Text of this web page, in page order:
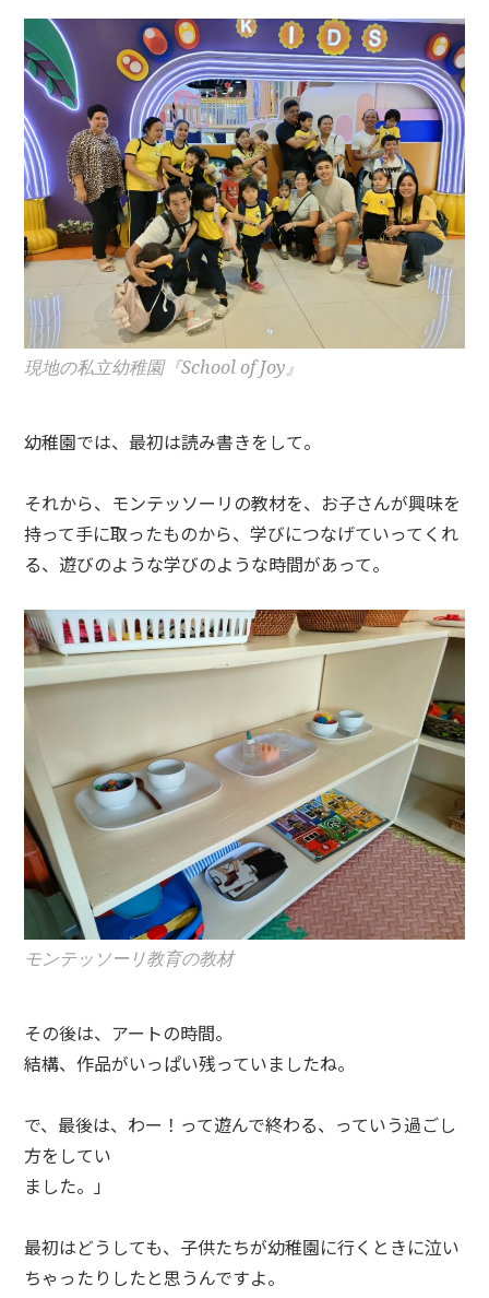
現地の私立幼稚園『School of Joy』
幼稚園では、最初は読み書きをして。
それから、モンテッソーリの教材を、お子さんが興味を
持って手に取ったものから、学びにつなげていってくれ
る、遊びのような学びのような時間があって。
モンテッソーリ教育の教材
その後は、アートの時間。
結構、作品がいっぱい残っていましたね。
で、最後は、わー！って遊んで終わる、っていう過ごし
方をしてい
ました。」
最初はどうしても、子供たちが幼稚園に行くときに泣い
ちゃったりしたと思うんですよ。